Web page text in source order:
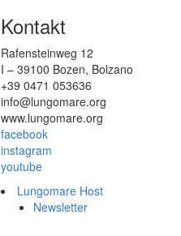
Kontakt
Rafensteinweg 12
I – 39100 Bozen, Bolzano
+39 0471 053636
info@lungomare.org
www.lungomare.org
facebook
instagram
youtube
Lungomare Host
Newsletter